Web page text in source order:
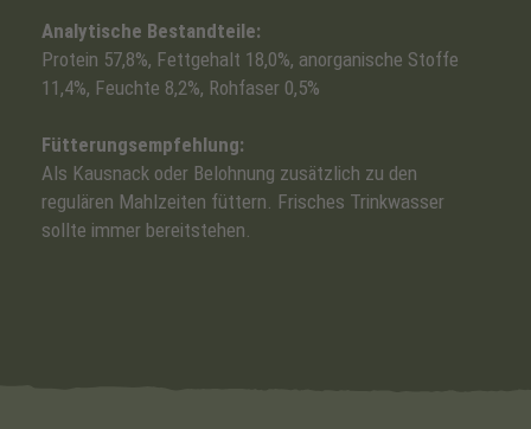
Analytische Bestandteile:
Protein 57,8%, Fettgehalt 18,0%, anorganische Stoffe
11,4%, Feuchte 8,2%, Rohfaser 0,5%
Fütterungsempfehlung:
Als Kausnack oder Belohnung zusätzlich zu den
regulären Mahlzeiten füttern. Frisches Trinkwasser
sollte immer bereitstehen.